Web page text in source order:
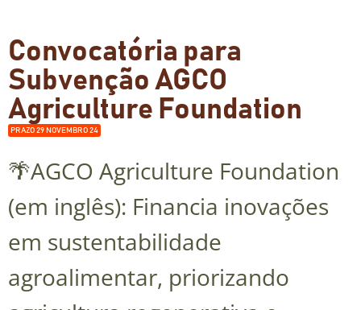
Convocatória para
Subvenção AGCO
Agriculture Foundation
PRAZO 29 NOVEMBRO 24
🌴AGCO Agriculture Foundation
(em inglês): Financia inovações
em sustentabilidade
agroalimentar, priorizando